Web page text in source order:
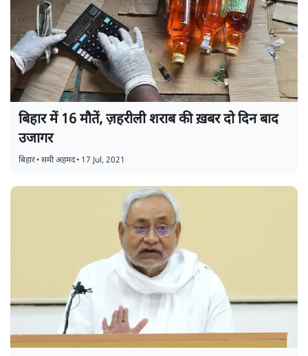
बिहार में 16 मौतें, ज़हरीली शराब की ख़बर दो दिन बाद
उजागर
बिहार•समी अहमद• 17 Jul, 2021